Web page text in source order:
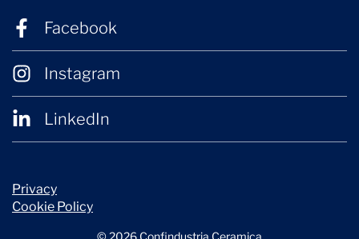
Facebook
Instagram
LinkedIn
Privacy
Cookie Policy
© 2026 Confindustria Ceramica